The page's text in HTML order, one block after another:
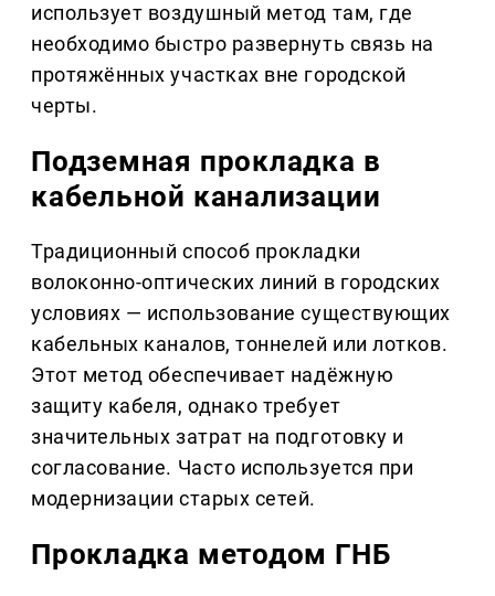
использует воздушный метод там, где
необходимо быстро развернуть связь на
протяжённых участках вне городской
черты.
Подземная прокладка в
кабельной канализации
Традиционный способ прокладки
волоконно-оптических линий в городских
условиях — использование существующих
кабельных каналов, тоннелей или лотков.
Этот метод обеспечивает надёжную
защиту кабеля, однако требует
значительных затрат на подготовку и
согласование. Часто используется при
модернизации старых сетей.
Прокладка методом ГНБ